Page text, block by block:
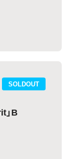
SOLDOUT
」B